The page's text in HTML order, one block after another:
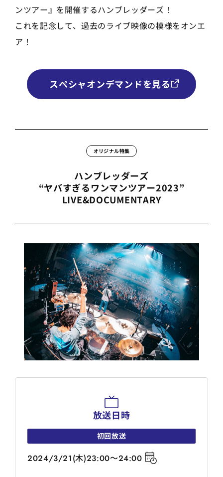
ンツアー』を開催するハンブレッダーズ！
これを記念して、過去のライブ映像の模様をオンエ
ア！
スペシャオンデマンドを見る
オリジナル特集
ハンブレッダーズ
“ヤバすぎるワンマンツアー2023”
LIVE&DOCUMENTARY
放送日時
初回放送
2024/3/21(木)23:00～24:00